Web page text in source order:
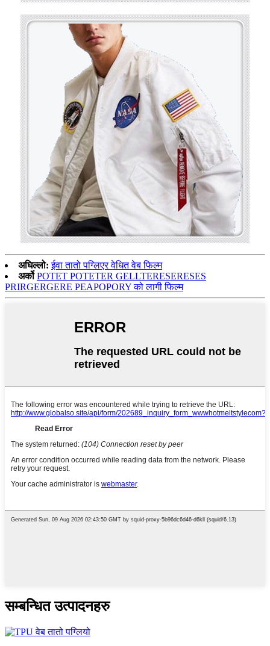
अघिल्लो: ईवा तातो पग्लिएर वेधित वेब फिल्म
अर्को POTET POTETER GELLTERESERESES
PRIRGERGERE PEAPOPORY को लागी फिल्म
सम्बन्धित उत्पादनहरु